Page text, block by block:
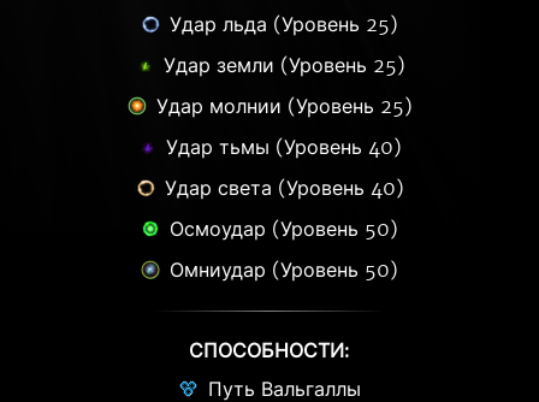
Удар льда (Уровень 25)
Удар земли (Уровень 25)
Удар молнии (Уровень 25)
Удар тьмы (Уровень 40)
Удар света (Уровень 40)
Осмоудар (Уровень 50)
Омниудар (Уровень 50)
СПОСОБНОСТИ:
Путь Вальгаллы